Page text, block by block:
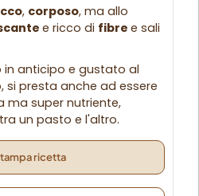
, corposo, ma allo
e ricco di fibree sali
in anticipo e gustato al
presta anche ad essere
ma super nutriente,
un pasto e l'altro.
ricetta